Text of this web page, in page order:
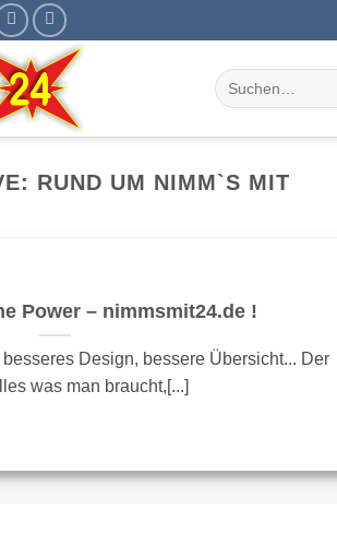
Suchen
nach:
RUND UM NIMM`S MIT
Power – nimmsmit24.de !
Design, bessere Übersicht... Der
was man braucht,[...]